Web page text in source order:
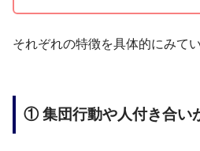
それぞれの特徴を具体的にみて
① 集団行動や人付き合い